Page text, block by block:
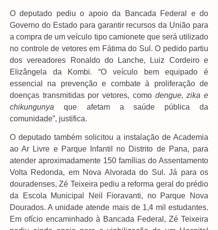
O deputado pediu o apoio da Bancada Federal e do
Governo do Estado para garantir recursos da União para
a compra de um veículo tipo camionete que será utilizado
no controle de vetores em Fátima do Sul. O pedido partiu
dos vereadores Ronaldo do Lanche, Luiz Cordeiro e
Elizângela da Kombi. “O veículo bem equipado é
essencial na prevenção e combate à proliferação de
doenças transmitidas por vetores, como dengue, zika e
chikungunya que afetam a saúde pública da
comunidade”, justifica.
O deputado também solicitou a instalação de Academia
ao Ar Livre e Parque Infantil no Distrito de Pana, para
atender aproximadamente 150 famílias do Assentamento
Volta Redonda, em Nova Alvorada do Sul. Já para os
douradenses, Zé Teixeira pediu a reforma geral do prédio
da Escola Municipal Neil Fioravanti, no Parque Nova
Dourados. A unidade atende mais de 1,4 mil estudantes.
Em ofício encaminhado à Bancada Federal, Zé Teixeira